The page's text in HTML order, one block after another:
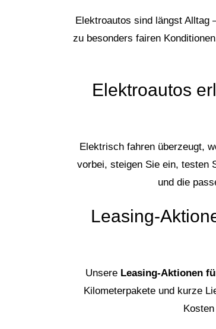
Elektroautos sind längst Alltag
zu besonders fairen
Elektroautos
Elektrisch fahren überzeugt,
vorbei, steigen Sie ein, testen
und die
Leasing-
Unsere Leasing-Aktionen
Kilometerpakete und kurze